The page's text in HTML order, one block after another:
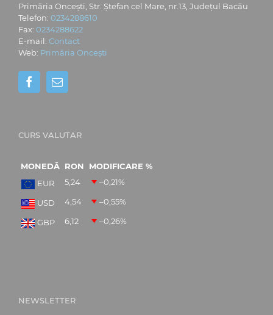
Primăria Oncești, Str. Ștefan cel Mare, nr.13, Județul Bacău
Telefon: 0234288610
Fax: 0234288622
E-mail: Contact
Web: Primăria Oncești
CURS VALUTAR
MONEDĂ RON
MODIFICARE %
EUR
5,24 –0,21%
USD 4,54 –0,55%
GBP 6,12 –0,26%
NEWSLETTER